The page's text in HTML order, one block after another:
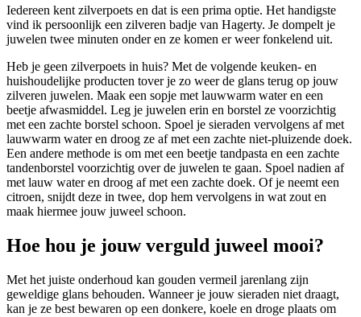
Iedereen kent zilverpoets en dat is een prima optie. Het handigste
vind ik persoonlijk een zilveren badje van Hagerty. Je dompelt je
juwelen twee minuten onder en ze komen er weer fonkelend uit.
Heb je geen zilverpoets in huis? Met de volgende keuken- en
huishoudelijke producten tover je zo weer de glans terug op jouw
zilveren juwelen. Maak een sopje met lauwwarm water en een
beetje afwasmiddel. Leg je juwelen erin en borstel ze voorzichtig
met een zachte borstel schoon. Spoel je sieraden vervolgens af met
lauwwarm water en droog ze af met een zachte niet-pluizende doek.
Een andere methode is om met een beetje tandpasta en een zachte
tandenborstel voorzichtig over de juwelen te gaan. Spoel nadien af
met lauw water en droog af met een zachte doek. Of je neemt een
citroen, snijdt deze in twee, dop hem vervolgens in wat zout en
maak hiermee jouw juweel schoon.
Hoe hou je jouw verguld juweel mooi?
Met het juiste onderhoud kan gouden vermeil jarenlang zijn
geweldige glans behouden. Wanneer je jouw sieraden niet draagt,
kan je ze best bewaren op een donkere, koele en droge plaats om